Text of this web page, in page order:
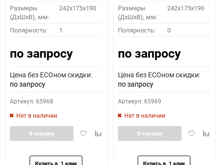
Размеры
(ДхШхВ), мм:
242x175x190
Полярность: 1
по запросу
Цена без ECOном скидки:
по запросу
Артикул: 65968
Нет в наличии
ДобавитьДобавить
В корзину
Размеры
(ДхШхВ), мм:
242x175x190
Полярность: 0
по запросу
Цена без ECOном скидки:
по запросу
Артикул: 65969
Нет в наличии
Добавить
В корзину